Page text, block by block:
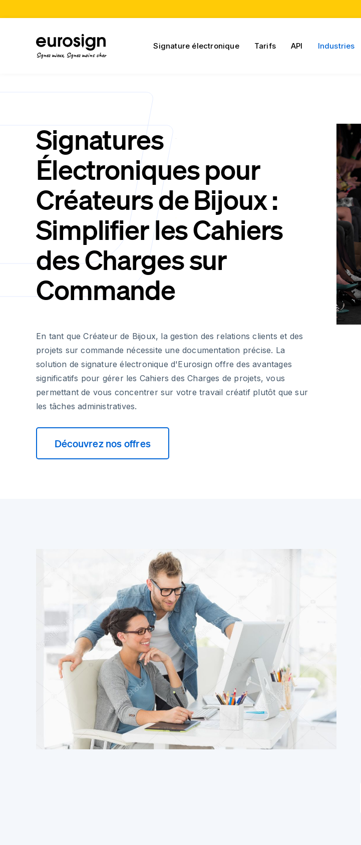
Signez mieux, Signez moins cher
Signature électronique Tarifs API Industries
Signatures
Électroniques pour
Créateurs de Bijoux :
Simplifier les Cahiers
des Charges sur
Commande
En tant que Créateur de Bijoux, la gestion des relations clients et des
projets sur commande nécessite une documentation précise. La
solution de signature électronique d'Eurosign offre des avantages
significatifs pour gérer les Cahiers des Charges de projets, vous
permettant de vous concentrer sur votre travail créatif plutôt que sur
les tâches administratives.
Découvrez nos offres